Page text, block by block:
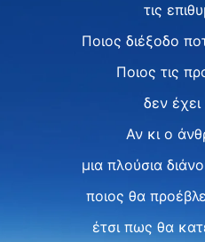
τις
Ποιος διέξοδο
Ποιος τις
δεν
Αν κι ο
μια πλούσια
ποιος θα
έτσι πως θα